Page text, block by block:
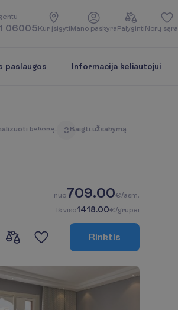
entu
06005Kur įsigytiMano paskyraPalygintiNorų sąra
paslaugos Informacija keliautojui
alizuoti kelionę 3 Baigti užsakymą
nuo709.00€/asm.
Iš viso1418.00€/grupei
Rinktis